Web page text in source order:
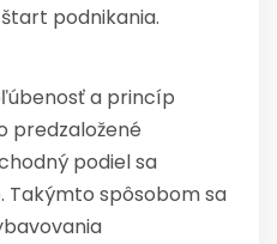
podnikania.
a princíp
predzaložené
podiel sa
Takýmto spôsobom sa